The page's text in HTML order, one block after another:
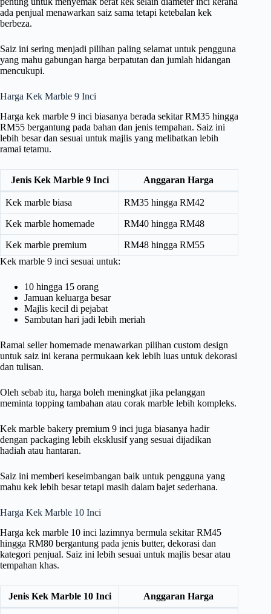
ada penjual menawarkan saiz sama tetapi ketebalan kek
berbeza.
Saiz ini sering menjadi pilihan paling selamat untuk pengguna
yang mahu gabungan harga berpatutan dan jumlah hidangan
mencukupi.
Harga Kek Marble 9 Inci
Harga kek marble 9 inci biasanya berada sekitar RM35 hingga
RM55 bergantung pada bahan dan jenis tempahan. Saiz ini
lebih besar dan sesuai untuk majlis yang melibatkan lebih
ramai tetamu.
Jenis Kek Marble 9 Inci Anggaran Harga
Kek marble biasa RM35 hingga RM42
Kek marble homemade RM40 hingga RM48
Kek marble premium
RM48 hingga RM55
Kek marble 9 inci sesuai untuk:
10 hingga 15 orang
Jamuan keluarga besar
Majlis kecil di pejabat
Sambutan hari jadi lebih meriah
Ramai seller homemade menawarkan pilihan custom design
untuk saiz ini kerana permukaan kek lebih luas untuk dekorasi
dan tulisan.
Oleh sebab itu, harga boleh meningkat jika pelanggan
meminta topping tambahan atau corak marble lebih kompleks.
Kek marble bakery premium 9 inci juga biasanya hadir
dengan packaging lebih eksklusif yang sesuai dijadikan
hadiah atau hantaran.
Saiz ini memberi keseimbangan baik untuk pengguna yang
mahu kek lebih besar tetapi masih dalam bajet sederhana.
Harga Kek Marble 10 Inci
Harga kek marble 10 inci lazimnya bermula sekitar RM45
hingga RM80 bergantung pada jenis butter, dekorasi dan
kategori penjual. Saiz ini lebih sesuai untuk majlis besar atau
tempahan khas.
Jenis Kek Marble 10 Inci Anggaran Harga